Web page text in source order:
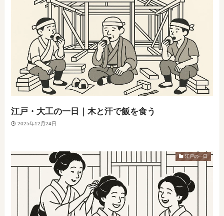
江戸・大工の一日｜木と汗で飯を食う
2025年12月24日
江戸の一日